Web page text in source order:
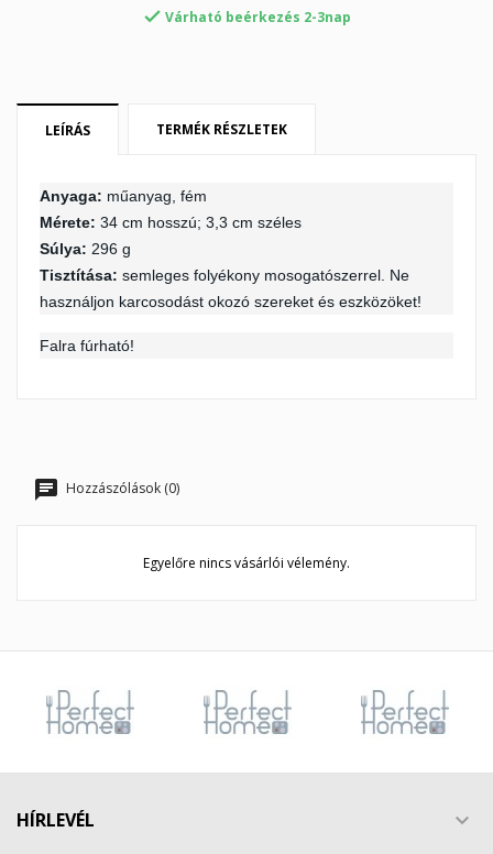
 Várható beérkezés 2-3nap
LEÍRÁS TERMÉK RÉSZLETEK
Anyaga: műanyag, fém
Mérete: 34 cm hosszú; 3,3 cm széles
Súlya: 296 g
Tisztítása: semleges folyékony mosogatószerrel. Ne
használjon karcosodást okozó szereket és eszközöket!
Falra fúrható!
Hozzászólások (0)
Egyelőre nincs vásárlói vélemény.
HÍRLEVÉL 
My wishlists
Kívánságlista neve
Mégsem Kívánságlista létrehozása
Be kell jelentkezned a termékek kívánságlistába történő
Mégsem